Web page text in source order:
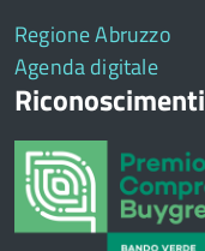
Regione Abruzzo
Agenda digitale
Riconoscimenti